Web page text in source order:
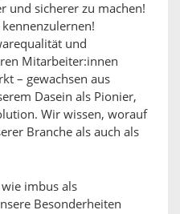
und sicherer zu machen!
und
Mitarbeiter:innen
– gewachsen aus
Dasein als Pionier,
Wir wissen, worauf
Branche als auch als
imbus als
Besonderheiten